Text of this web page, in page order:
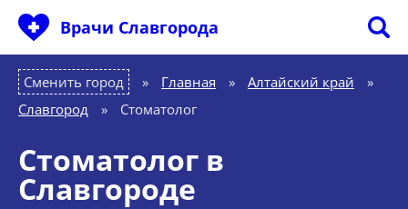
Врачи Славгорода
Сменить город Главная » Алтайский край
»
Славгород
» Стоматолог
Стоматолог в
Славгороде